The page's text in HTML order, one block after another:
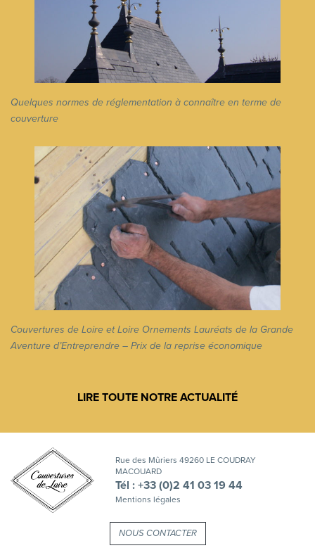
Quelques normes de réglementation à connaître en terme de
couverture
Couvertures de Loire et Loire Ornements Lauréats de la Grande
Aventure d’Entreprendre – Prix de la reprise économique
LIRE TOUTE NOTRE ACTUALITÉ
Rue des Mûriers 49260 LE COUDRAY
MACOUARD
Tél : +33 (0)2 41 03 19 44
Mentions légales
NOUS CONTACTER